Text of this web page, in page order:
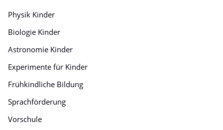
Physik Kinder
Biologie Kinder
Astronomie Kinder
Experimente für Kinder
Frühkindliche Bildung
Sprachförderung
Vorschule